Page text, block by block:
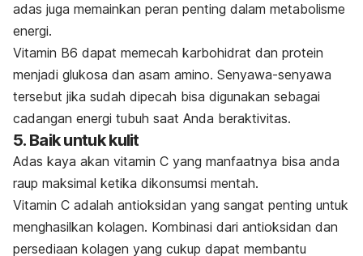
adas juga memainkan peran penting dalam metabolisme
energi.
Vitamin B6 dapat memecah karbohidrat dan protein
menjadi glukosa dan asam amino. Senyawa-senyawa
tersebut jika sudah dipecah bisa digunakan sebagai
cadangan energi tubuh saat Anda beraktivitas.
5. Baik untuk kulit
Adas kaya akan vitamin C yang manfaatnya bisa anda
raup maksimal ketika dikonsumsi mentah.
Vitamin C adalah antioksidan yang sangat penting untuk
menghasilkan kolagen. Kombinasi dari antioksidan dan
persediaan kolagen yang cukup dapat membantu